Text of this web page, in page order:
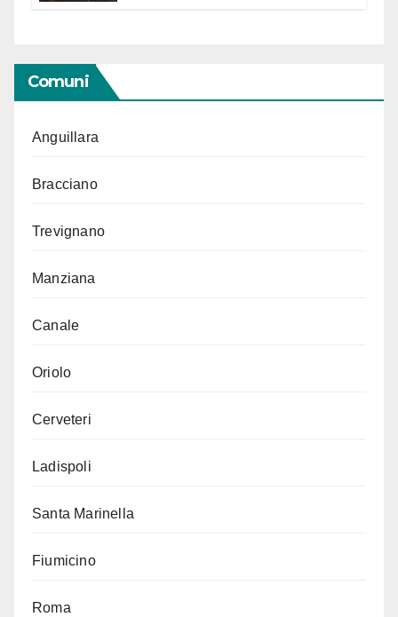
Comuni
Anguillara
Bracciano
Trevignano
Manziana
Canale
Oriolo
Cerveteri
Ladispoli
Santa Marinella
Fiumicino
Roma